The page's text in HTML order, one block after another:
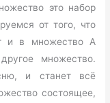
это набор
от того, что
и в множество А
множество.
и станет всё
состоящее,